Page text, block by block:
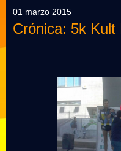
01 marzo 2015
Crónica: 5k Kult